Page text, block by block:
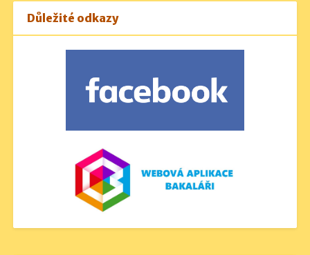
Důležité odkazy